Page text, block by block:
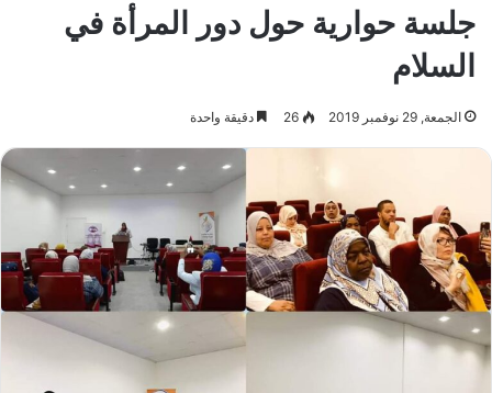
جلسة حوارية حول دور المرأة في
السلام
الجمعة, 29 نوفمبر 2019 26 دقيقة واحدة